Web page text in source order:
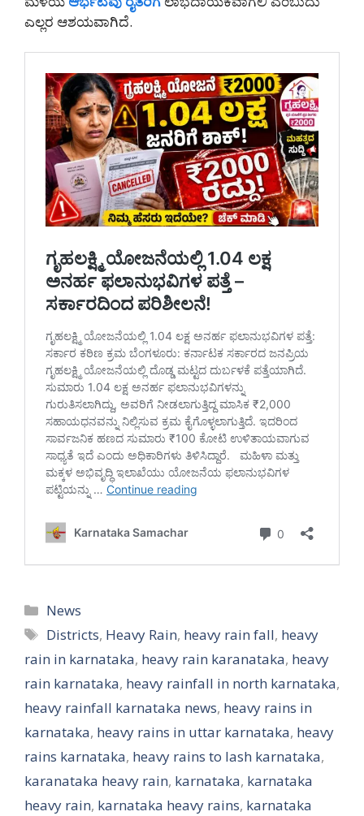
ಎಲ್ಲರ ಆಶಯವಾಗಿದೆ.
Categories
News
Tags
Districts, Heavy Rain, heavy rain fall, heavy
rain in karnataka, heavy rain karanataka, heavy
rain karnataka, heavy rainfall in north karnataka,
heavy rainfall karnataka news, heavy rains in
karnataka, heavy rains in uttar karnataka, heavy
rains karnataka, heavy rains to lash karnataka,
karanataka heavy rain, karnataka, karnataka
heavy rain, karnataka heavy rains, karnataka